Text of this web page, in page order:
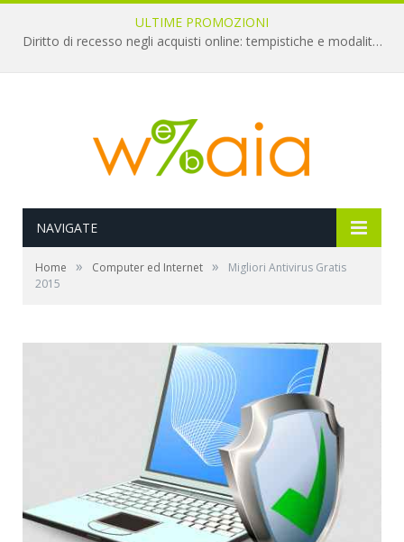
ULTIME PROMOZIONI
Diritto di recesso negli acquisti online: tempistiche e modalità per il rimborso
NAVIGATE
Home » Computer ed Internet »
Migliori Antivirus Gratis
2015